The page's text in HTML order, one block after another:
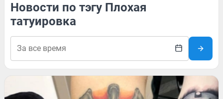
Новости по тэгу Плохая
татуировка